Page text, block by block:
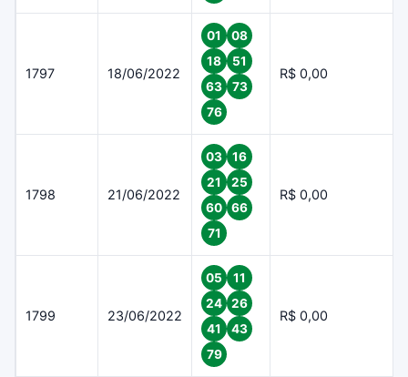
1797 18/06/2022
01
08
18
51
63
73
76
R$ 0,00
1798 21/06/2022
03
16
21
25
60
66
71
R$ 0,00
1799 23/06/2022
05
11
24
26
41
43
79
R$ 0,00